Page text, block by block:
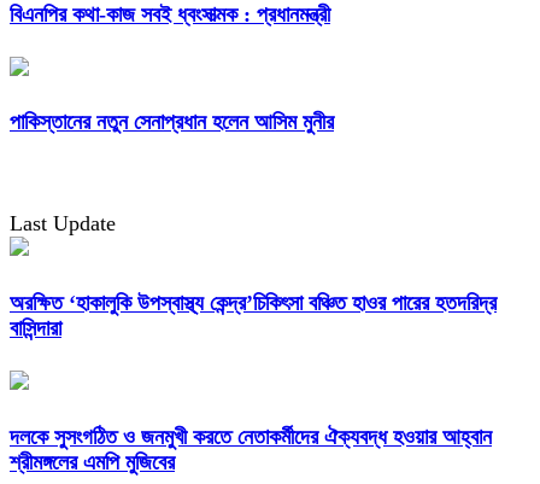
বিএনপির কথা-কাজ সবই ধ্বংসাত্মক : প্রধানমন্ত্রী
পাকিস্তানের নতুন সেনাপ্রধান হলেন আসিম মুনীর
Last Update
অরক্ষিত ‘হাকালুকি উপস্বাস্থ্য কেন্দ্র’চিকিৎসা বঞ্চিত হাওর পারের হতদরিদ্র
বাসিন্দারা
দলকে সুসংগঠিত ও জনমুখী করতে নেতাকর্মীদের ঐক্যবদ্ধ হওয়ার আহ্বান
শ্রীমঙ্গলের এমপি মুজিবের